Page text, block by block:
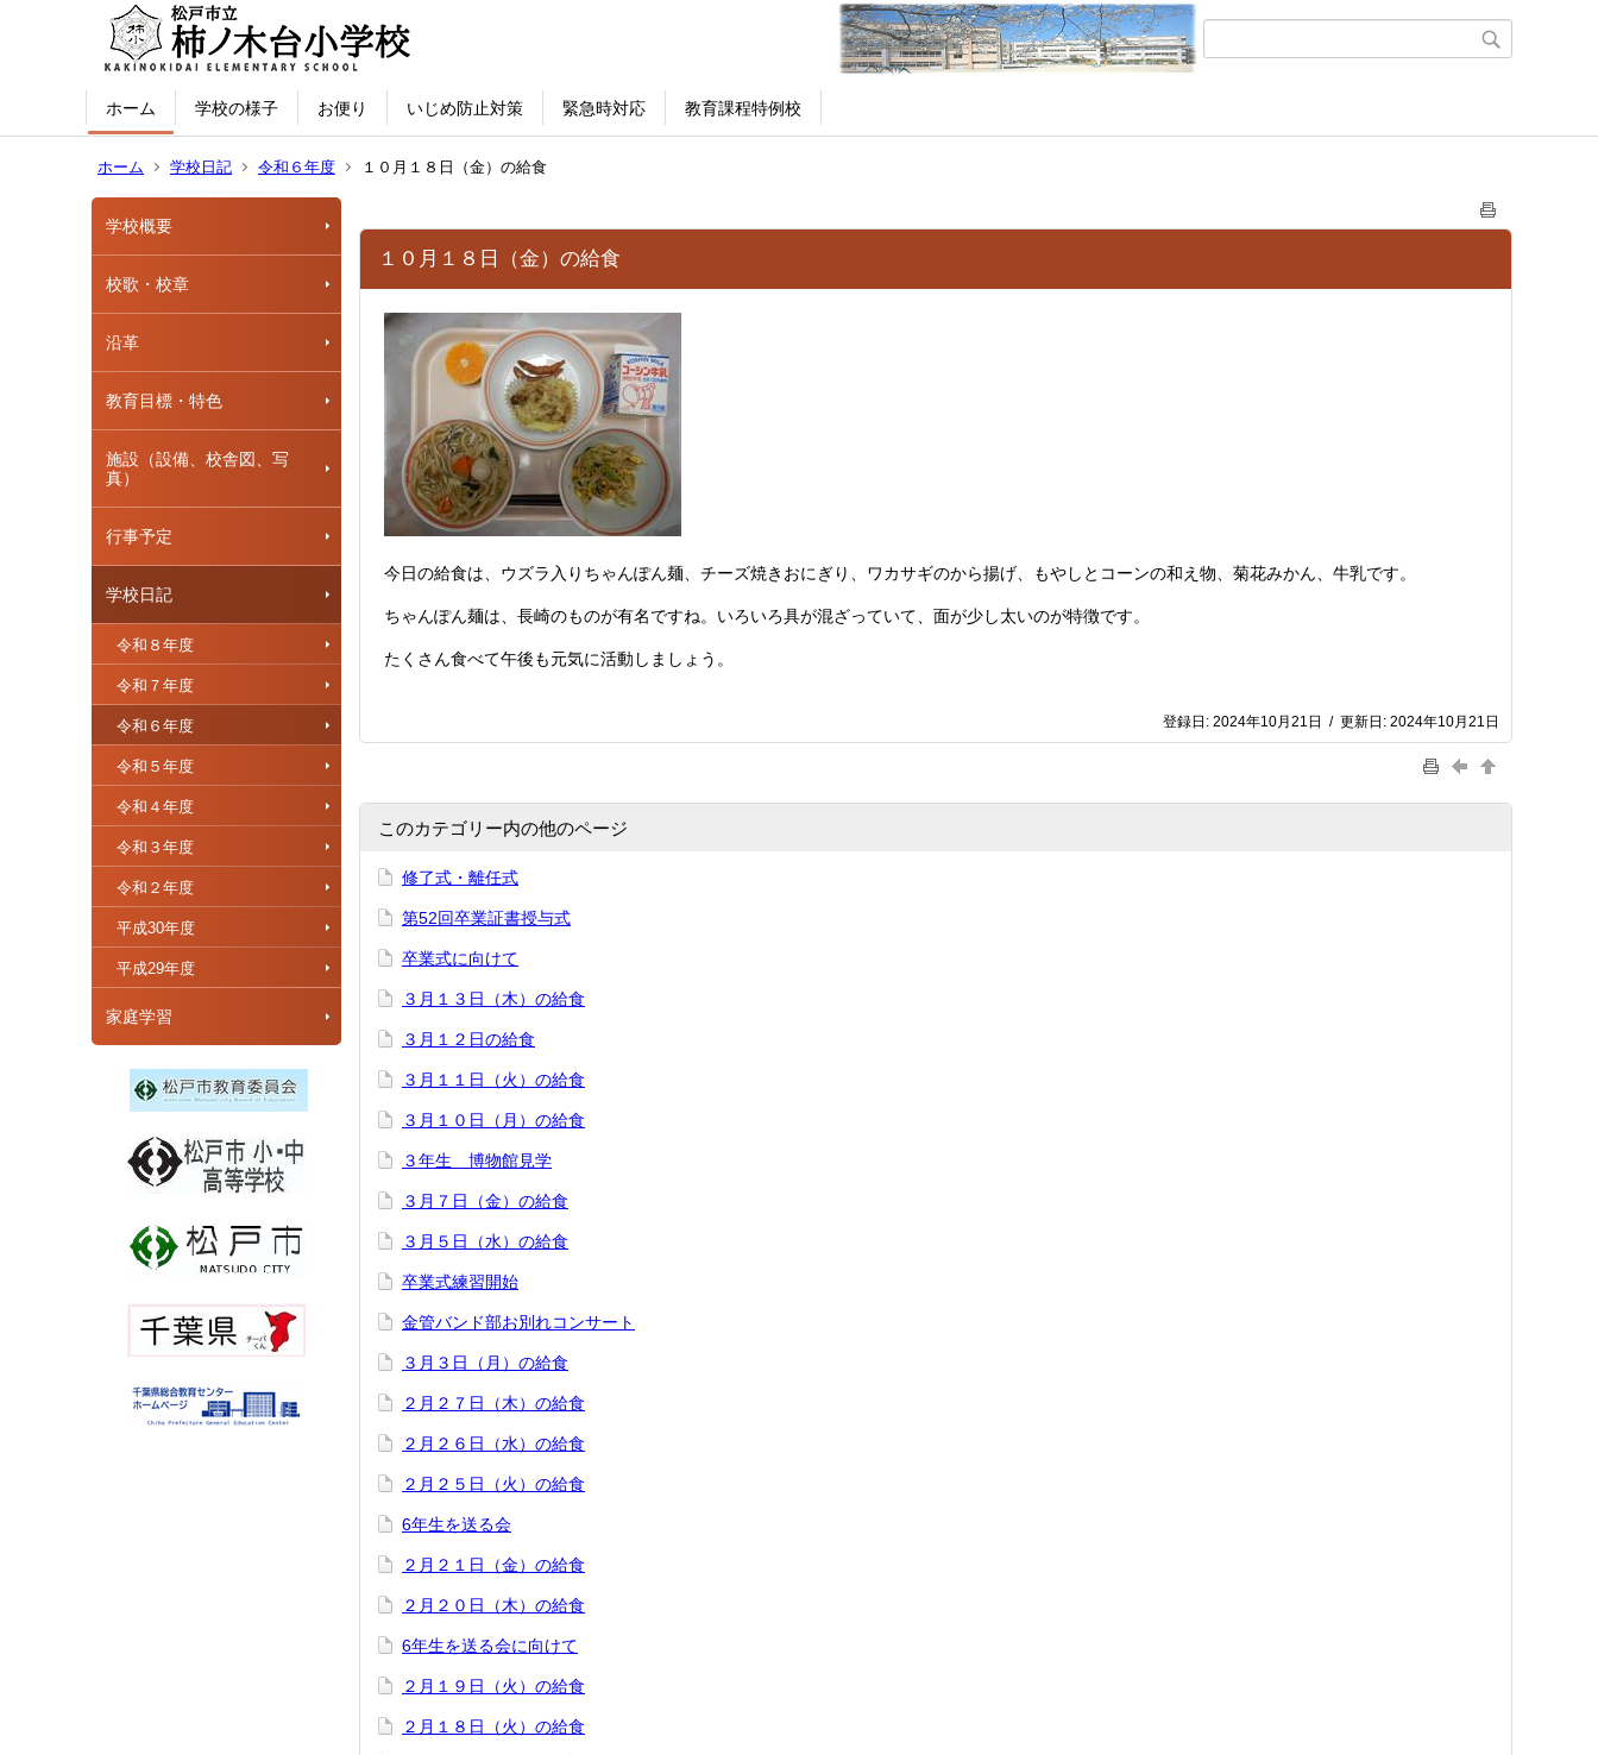
ホーム 学校の様子 お便り いじめ防止対策 緊急時対応 教育課程特例校
ホーム 学校日記 令和６年度 １０月１８日（金）の給食
学校概要
校歌・校章
沿革
教育目標・特色
施設（設備、校舎図、写
真）
行事予定
学校日記
令和８年度
令和７年度
令和６年度
令和５年度
令和４年度
令和３年度
令和２年度
平成30年度
平成29年度
家庭学習
１０月１８日（金）の給食
今日の給食は、ウズラ入りちゃんぽん麺、チーズ焼きおにぎり、ワカサギのから揚げ、もやしとコーンの和え物、菊花みかん、牛乳です。
ちゃんぽん麺は、長崎のものが有名ですね。いろいろ具が混ざっていて、面が少し太いのが特徴です。
たくさん食べて午後も元気に活動しましょう。
登録日: 2024年10月21日 / 更新日: 2024年10月21日
このカテゴリー内の他のページ
修了式・離任式
第52回卒業証書授与式
卒業式に向けて
３月１３日（木）の給食
３月１２日の給食
３月１１日（火）の給食
３月１０日（月）の給食
３年生 博物館見学
３月７日（金）の給食
３月５日（水）の給食
卒業式練習開始
金管バンド部お別れコンサート
３月３日（月）の給食
２月２７日（木）の給食
２月２６日（水）の給食
２月２５日（火）の給食
6年生を送る会
２月２１日（金）の給食
２月２０日（木）の給食
6年生を送る会に向けて
２月１９日（火）の給食
２月１８日（火）の給食